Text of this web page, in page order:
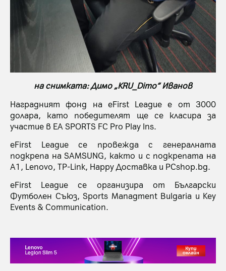
на снимката: Димо „KRU_Dimo“ Иванов
Наградният фонд на eFirst League е от 3000
долара, като победителят ще се класира за
участие в EA SPORTS FC Pro Play Ins.
eFirst League се провежда с генералната
подкрепа на SAMSUNG, както и с подкрепата на
А1, Lenovo, TP-Link, Happy Доставка и PCshop.bg.
eFirst League се организира от Български
Футболен Съюз, Sports Managment Bulgaria и Key
Events & Communication.